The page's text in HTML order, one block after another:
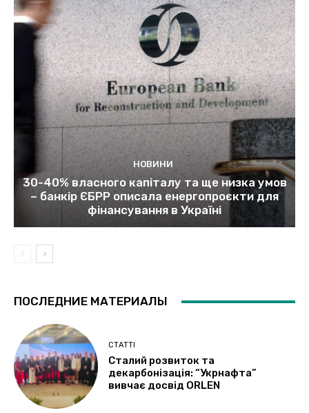
НОВИНИ
30-40% власного капіталу та ще низка умов
– банкір ЄБРР описала енергопроєкти для
фінансування в Україні
ПОСЛЕДНИЕ МАТЕРИАЛЫ
СТАТТІ
Сталий розвиток та
декарбонізація: “Укрнафта”
вивчає досвід ORLEN